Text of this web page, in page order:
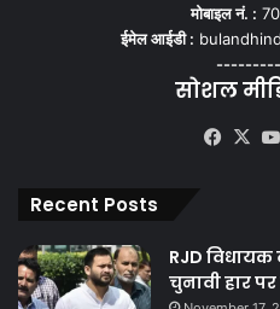
मोबाइल नं. :
ईमेल आईडी :
सोशल
X
Recent Posts
RJD
चुनावी हार